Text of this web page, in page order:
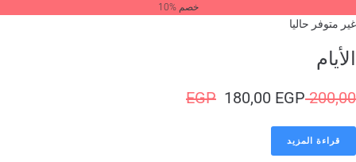
خصم %10
متوفر حاليا
EGP 180,00EGP
قراءة المزيد